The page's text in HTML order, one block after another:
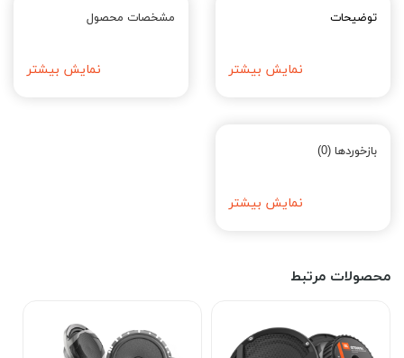
توضیحات
نمایش بیشتر
مشخصات محصول
نمایش بیشتر
بازخوردها (0)
نمایش بیشتر
محصولات مرتبط